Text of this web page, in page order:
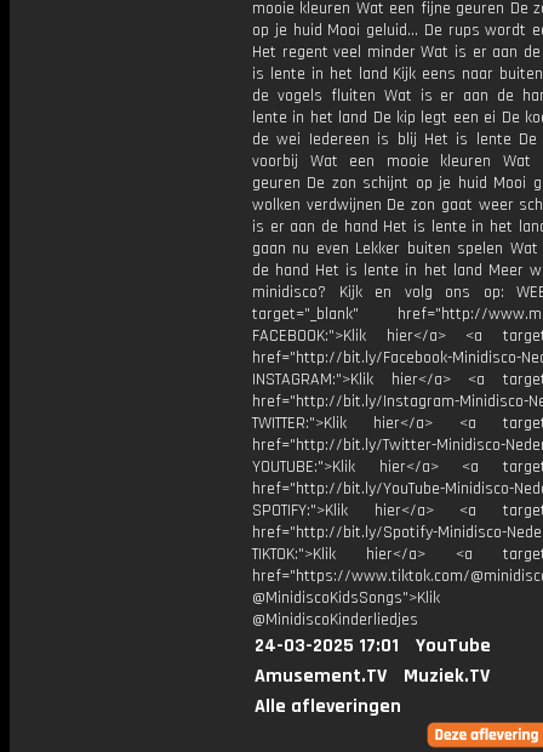
mooie kleuren Wat een fijne geuren De
op je huid Mooi geluid... De rups wordt
Het regent veel minder Wat is er aan
is lente in het land Kijk eens naar
de vogels fluiten Wat is er aan de
lente in het land De kip legt een ei De
de wei Iedereen is blij Het is lente
voorbij Wat een mooie kleuren Wat
geuren De zon schijnt op je huid Mooi
wolken verdwijnen De zon gaat weer
is er aan de hand Het is lente in het
gaan nu even Lekker buiten spelen
de hand Het is lente in het land Meer
minidisco? Kijk en volg ons op:
target="_blank" href="http://
FACEBOOK:">Klik hier</a> <a
href="http://bit.ly/Facebook-Minidisco-
INSTAGRAM:">Klik hier</a> <a
href="http://bit.ly/Instagram-Minidisco-
TWITTER:">Klik hier</a> <a
href="http://bit.ly/Twitter-Minidisco-
YOUTUBE:">Klik hier</a> <a
href="http://bit.ly/YouTube-Minidisco-
SPOTIFY:">Klik hier</a> <a
href="http://bit.ly/Spotify-Minidisco-
TIKTOK:">Klik hier</a> <a
href="https://www.tiktok.com/
@MinidiscoKidsSongs">Klik
@MinidiscoKinderliedjes
24-03-2025 17:01
YouTube
Amusement.TV
Muziek.TV
Alle afleveringen